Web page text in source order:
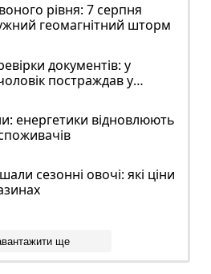
рівня: 7 серпня
геомагнітний шторм
документів: у
постраждав у
енергетики відновлюють
сезонні овочі: які ціни
ще